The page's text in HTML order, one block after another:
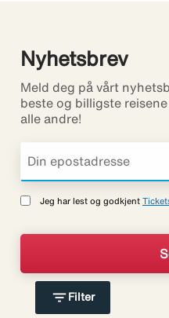
filter_list Filter
Nyhetsbrev
Meld deg på vårt
beste og billigste
alle andre!
Jeg har lest og godkjent